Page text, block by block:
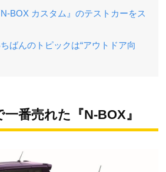
N-BOX カスタム』のテストカーをス
ばんのトピックは“アウトドア向
番売れた『N-BOX』